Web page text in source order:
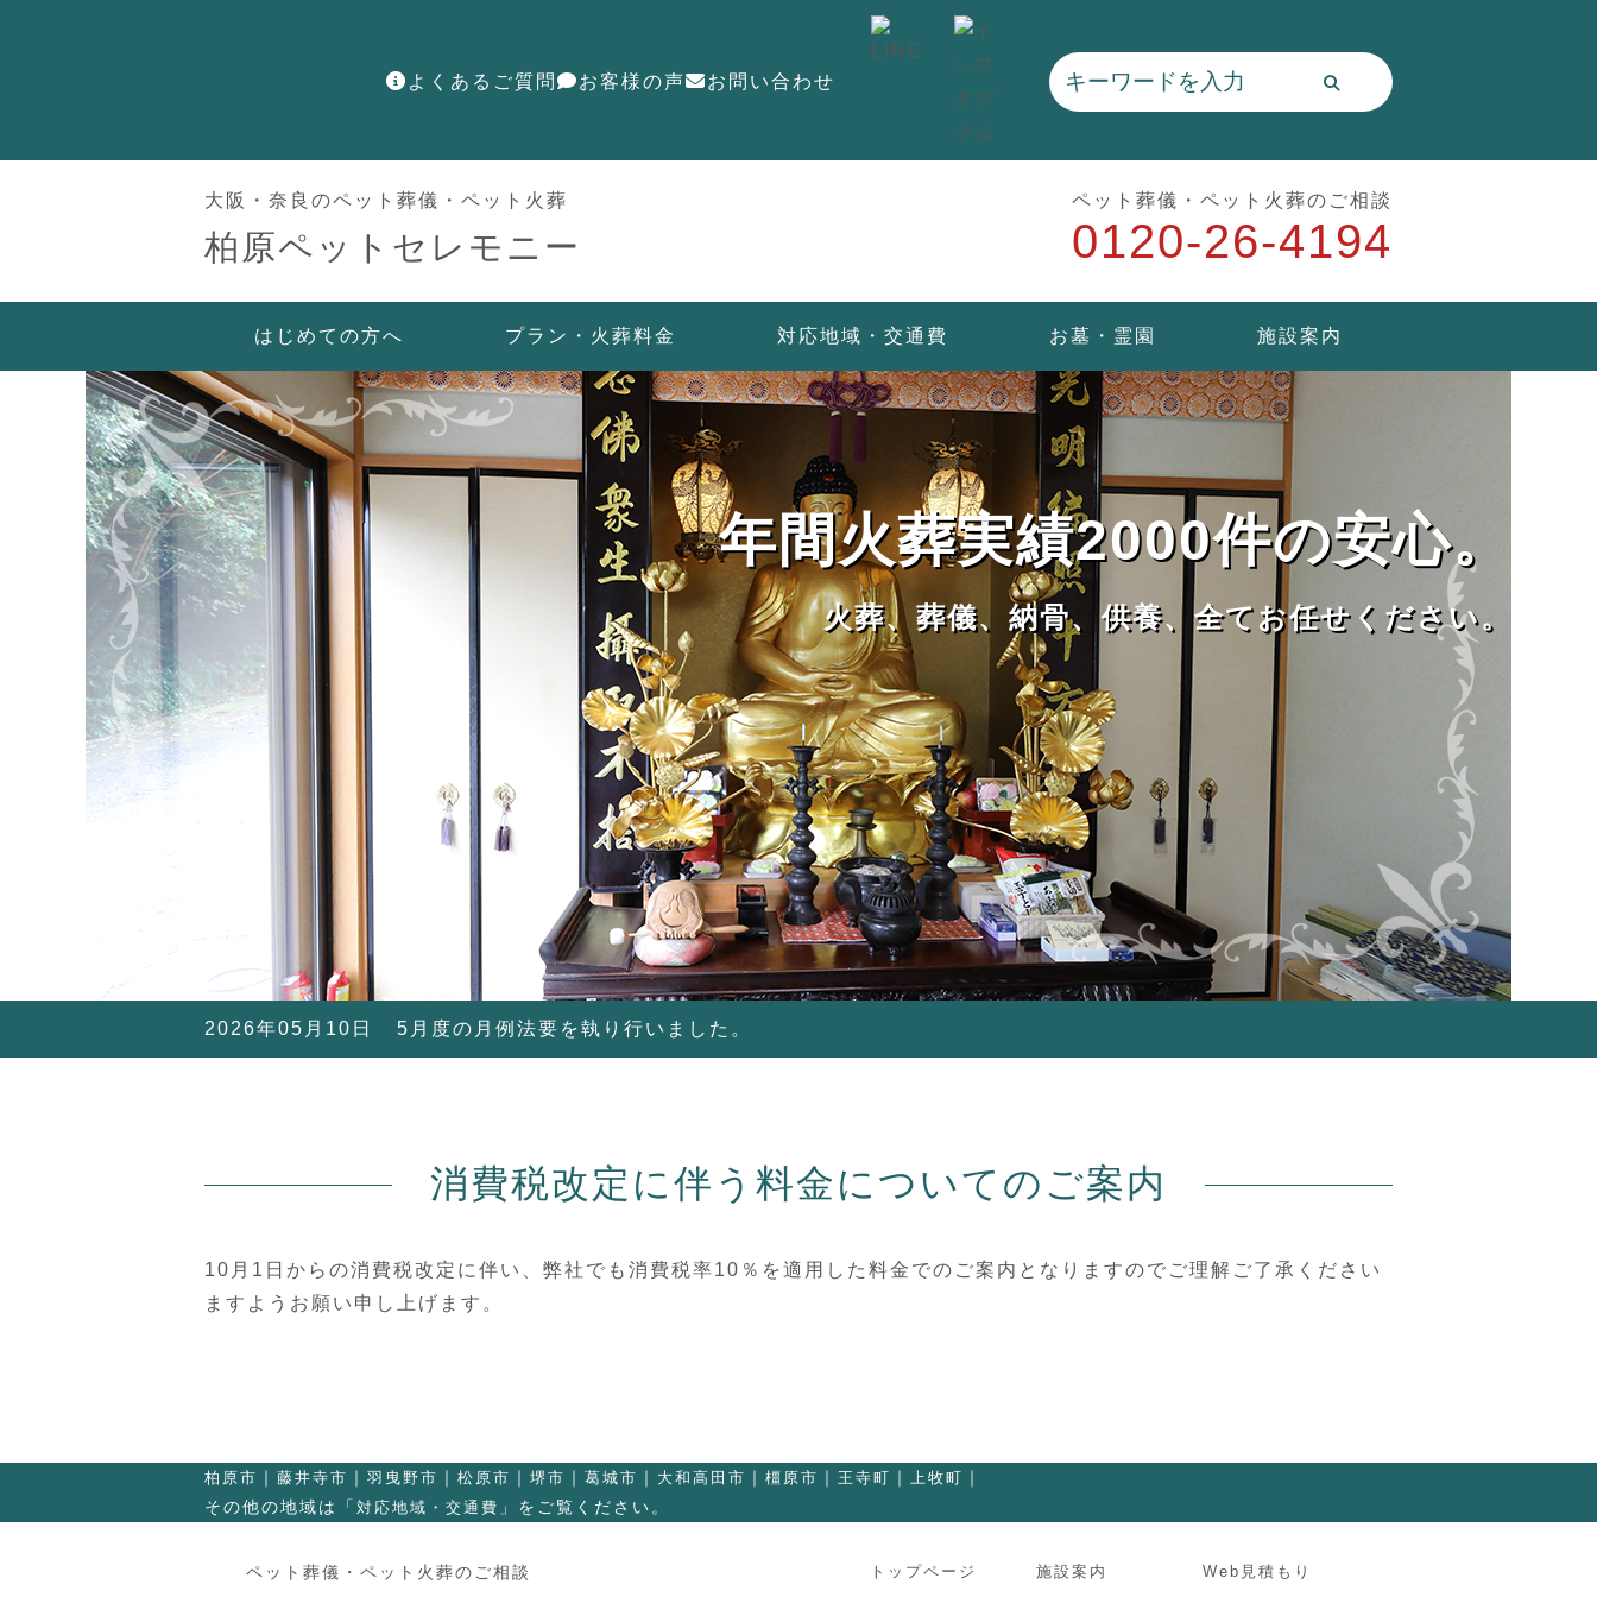
よくあるご質問 お客様の声 お問い合わせ
大阪・奈良のペット葬儀・ペット火葬
柏原ペットセレモニー
ペット葬儀・ペット火葬のご相談
0120-26-4194
はじめての方へ プラン・火葬料金 対応地域・交通費 お墓・霊園 施設案内
年間火葬実績2000件の安心。
火葬、葬儀、納骨、供養、全てお任せください。
2026年05月10日 5月度の月例法要を執り行いました。
消費税改定に伴う料金についてのご案内
10月1日からの消費税改定に伴い、弊社でも消費税率10％を適用した料金でのご案内となりますのでご理解ご了承ください
ますようお願い申し上げます。
柏原市 藤井寺市 羽曳野市 松原市 堺市 葛城市 大和高田市 橿原市 王寺町 上牧町
その他の地域は「 対応地域・交通費 」をご覧ください。
ペット葬儀・ペット火葬のご相談 トップページ 施設案内 Web見積もり